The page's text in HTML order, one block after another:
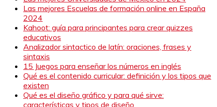
Las mejores Escuelas de formación online en España
2024
Kahoot: guía para principantes para crear quizzes
educativos
Analizador sintactico de latín: oraciones, frases y
sintaxis
15 Juegos para enseñar los números en inglés
Qué es el contenido curricular: definición y los tipos que
existen
Qué es el diseño gráfico y para qué sirve:
características y tipos de diseño